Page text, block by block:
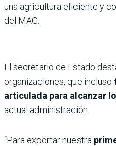
una agricultura eficiente y
del MAG.
El secretario de Estado
organizaciones, que incluso
articulada para alcanzar
actual administración.
“Para exportar nuestra